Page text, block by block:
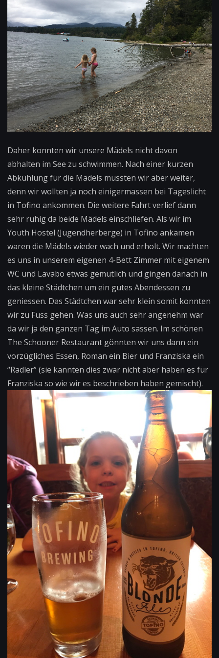
Daher konnten wir unsere Mädels nicht davon
abhalten im See zu schwimmen. Nach einer kurzen
Abkühlung für die Mädels mussten wir aber weiter,
denn wir wollten ja noch einigermassen bei Tageslicht
in Tofino ankommen. Die weitere Fahrt verlief dann
sehr ruhig da beide Mädels einschliefen. Als wir im
Youth Hostel (Jugendherberge) in Tofino ankamen
waren die Mädels wieder wach und erholt. Wir machten
es uns in unserem eigenen 4-Bett Zimmer mit eigenem
WC und Lavabo etwas gemütlich und gingen danach in
das kleine Städtchen um ein gutes Abendessen zu
geniessen. Das Städtchen war sehr klein somit konnten
wir zu Fuss gehen. Was uns auch sehr angenehm war
da wir ja den ganzen Tag im Auto sassen. Im schönen
The Schooner Restaurant gönnten wir uns dann ein
vorzügliches Essen, Roman ein Bier und Franziska ein
“Radler” (sie kannten dies zwar nicht aber haben es für
Franziska so wie wir es beschrieben haben gemischt).